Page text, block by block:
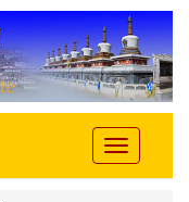
Toggle
navigation